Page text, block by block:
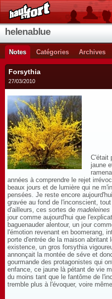
helenablue
Notes Catégories Archives
Forsythia
27/03/2010
C'était
jaune
années à comprendre le rejet
beaux jours et de lumière qui ne
pensées. Je reste encore
gravée au fond de l'inconscient,
d'ailleurs, ces sortes de madeleines
jour comme aujourd'hui que
baguenauder alentour, un jour
l'émotion revenant en boomerang,
porte d'entrée de la maison abritant
existence, un gros forsythia
annonçait la montée de séve et
gourmande des protagonistes qui
enfance, ce jaune là pétant de vie
du moins tant que le fantôme de
tremble plus à l'évoquer, voire